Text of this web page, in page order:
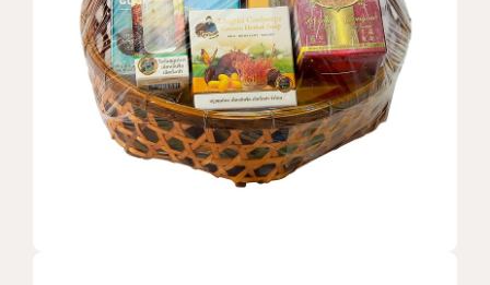
คำถามที่พบบ่อย